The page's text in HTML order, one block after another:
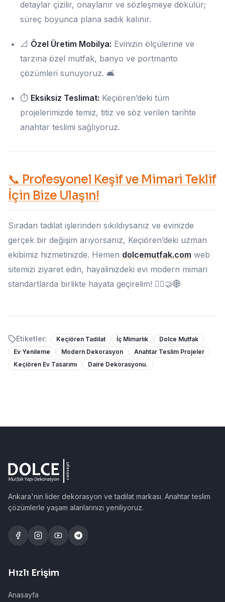
detaylar çizilir, onaylanır ve sözleşmeye dökülür;
süreç boyunca plana sadık kalınır.
📐 Özel Üretim Mobilya: Evinizin ölçülerine ve
tarzına özel mutfak, banyo ve portmanto
çözümleri sunuyoruz. 🛋️
⏱️ Eksiksiz Teslimat: Keçiören’deki tüm
projelerimizde temiz, titiz ve söz verilen tarihte
anahtar teslimi sağlıyoruz.
📞 Profesyonel Keşif ve Mimari Teklif
İçin Bize Ulaşın!
Sıradan tadilat işlerinden sıkıldıysanız ve evinizde
gerçek bir değişim arıyorsanız, Keçiören’deki uzman
ekibimiz hizmetinizde. Hemen dolcemutfak.com web
sitemizi ziyaret edin, hayalinizdeki evi modern mimari
standartlarda birlikte hayata geçirelim! 👷‍♂️🤝🌐
Etiketler: Keçiören Tadilat İç Mimarlık
Dolce Mutfak
Ev Yenileme
Modern Dekorasyon
Anahtar Teslim Projeler
Keçiören Ev Tasarımı
Daire Dekorasyonu.
Ankara'nın lider dekorasyon ve tadilat markası. Anahtar teslim
çözümlerle yaşam alanlarınızı yeniliyoruz.
Hızlı Erişim
Anasayfa